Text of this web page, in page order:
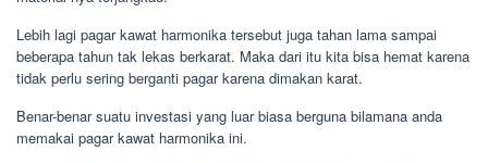
Lebih lagi pagar kawat harmonika tersebut juga tahan lama sampai
beberapa tahun tak lekas berkarat. Maka dari itu kita bisa hemat karena
tidak perlu sering berganti pagar karena dimakan karat.
Benar-benar suatu investasi yang luar biasa berguna bilamana anda
memakai pagar kawat harmonika ini.